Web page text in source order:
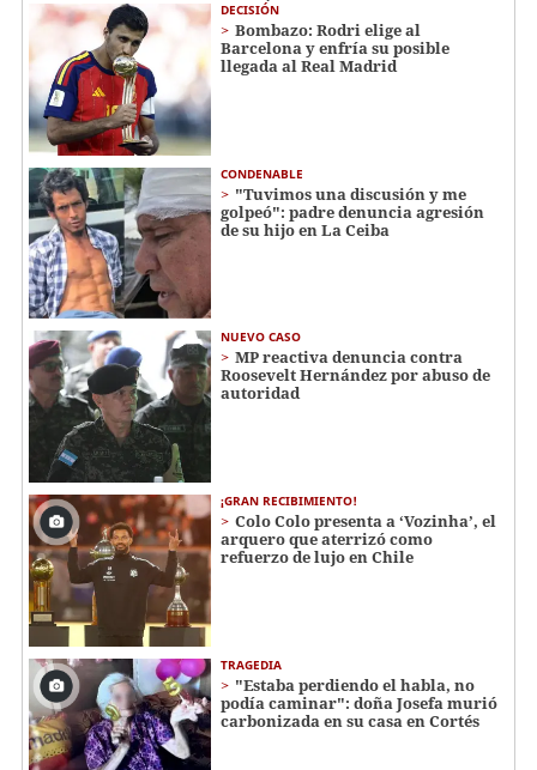
DECISIÓN
Bombazo: Rodri elige al
Barcelona y enfría su posible
llegada al Real Madrid
CONDENABLE
"Tuvimos una discusión y me
golpeó": padre denuncia agresión
de su hijo en La Ceiba
NUEVO CASO
MP reactiva denuncia contra
Roosevelt Hernández por abuso de
autoridad
¡GRAN RECIBIMIENTO!
Colo Colo presenta a ‘Vozinha’, el
arquero que aterrizó como
refuerzo de lujo en Chile
TRAGEDIA
"Estaba perdiendo el habla, no
podía caminar": doña Josefa murió
carbonizada en su casa en Cortés